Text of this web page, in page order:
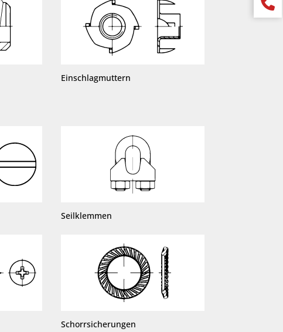
Einschlagmuttern
Seilklemmen
Schorrsicherungen